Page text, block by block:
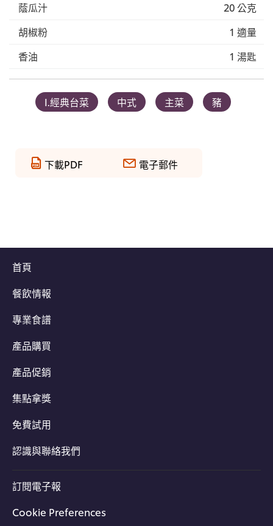
蔭瓜汁
20 公克
胡椒粉
1 適量
香油
1 湯匙
I.經典台菜 中式 主菜 豬
下載PDF 電子郵件
首頁
餐飲情報
專業食譜
產品購買
產品促銷
集點拿獎
免費試用
認識與聯絡我們
訂閱電子報
Cookie Preferences